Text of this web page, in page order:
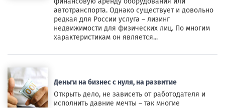
автотранспорта. Однако существует и довольно
редкая для России услуга – лизинг
недвижимости для физических лиц. По многим
характеристикам он является...
Деньги на бизнес с нуля, на развитие
Открыть дело, не зависеть от работодателя и
исполнить давние мечты – так многие